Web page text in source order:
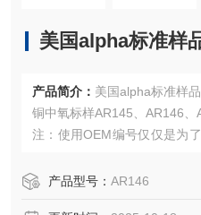
美国alpha标准样
产品简介： 美国alpha标准样
铜中氧标样AR145、AR146、
注：使用OEM编号仅仅是为
于所对应仪器。
产品型号： AR146